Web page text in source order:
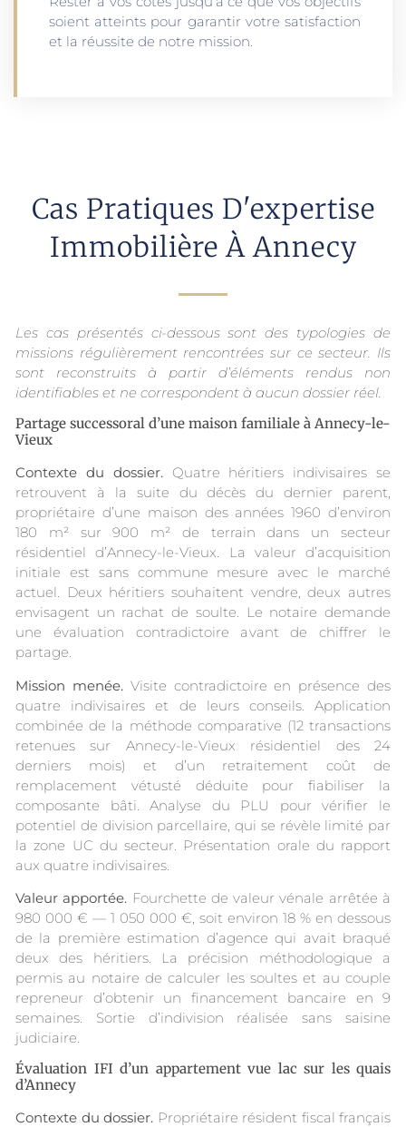
soient atteints pour garantir votre satisfaction
et la réussite de notre mission.
Cas Pratiques D'expertise
Immobilière À Annecy
Les cas présentés ci-dessous sont des typologies de
missions régulièrement rencontrées sur ce secteur. Ils
sont reconstruits à partir d’éléments rendus non
identifiables et ne correspondent à aucun dossier réel.
Partage successoral d’une maison familiale à Annecy-le-
Vieux
Contexte du dossier.Quatre héritiers indivisaires se
retrouvent à la suite du décès du dernier parent,
propriétaire d’une maison des années 1960 d’environ
180 m² sur 900 m² de terrain dans un secteur
résidentiel d’Annecy-le-Vieux. La valeur d’acquisition
initiale est sans commune mesure avec le marché
actuel. Deux héritiers souhaitent vendre, deux autres
envisagent un rachat de soulte. Le notaire demande
une évaluation contradictoire avant de chiffrer le
partage.
Mission menée. Visite contradictoire en présence des
quatre indivisaires et de leurs conseils. Application
combinée de la méthode comparative (12 transactions
retenues sur Annecy-le-Vieux résidentiel des 24
derniers mois) et d’un retraitement coût de
remplacement vétusté déduite pour fiabiliser la
composante bâti. Analyse du PLU pour vérifier le
potentiel de division parcellaire, qui se révèle limité par
la zone UC du secteur. Présentation orale du rapport
aux quatre indivisaires.
Valeur apportée. Fourchette de valeur vénale arrêtée à
980 000 € — 1 050 000 €, soit environ 18 % en dessous
de la première estimation d’agence qui avait braqué
deux des héritiers. La précision méthodologique a
permis au notaire de calculer les soultes et au couple
repreneur d’obtenir un financement bancaire en 9
semaines. Sortie d’indivision réalisée sans saisine
judiciaire.
Évaluation IFI d’un appartement vue lac sur les quais
d’Annecy
Contexte du dossier. Propriétaire résident fiscal français